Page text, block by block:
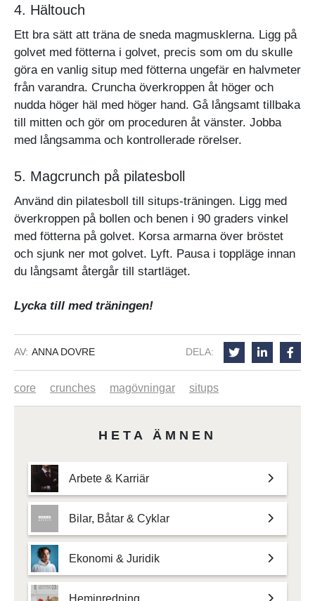
4. Hältouch
Ett bra sätt att träna de sneda magmusklerna. Ligg på
golvet med fötterna i golvet, precis som om du skulle
göra en vanlig situp med fötterna ungefär en halvmeter
från varandra. Cruncha överkroppen åt höger och
nudda höger häl med höger hand. Gå långsamt tillbaka
till mitten och gör om proceduren åt vänster. Jobba
med långsamma och kontrollerade rörelser.
5. Magcrunch på pilatesboll
Använd din pilatesboll till situps-träningen. Ligg med
överkroppen på bollen och benen i 90 graders vinkel
med fötterna på golvet. Korsa armarna över bröstet
och sjunk ner mot golvet. Lyft. Pausa i toppläge innan
du långsamt återgår till startläget.
Lycka till med träningen!
AV: ANNA DOVRE DELA:
core crunches magövningar situps
HETA ÄMNEN
Arbete & Karriär
Bilar, Båtar & Cyklar
Ekonomi & Juridik
Heminredning